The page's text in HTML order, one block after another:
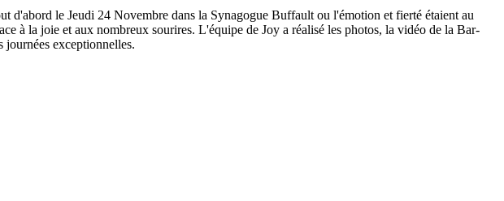
d'abord le Jeudi 24 Novembre dans la Synagogue Buffault ou l'émotion et fierté étaient au
à la joie et aux nombreux sourires. L'équipe de Joy a réalisé les photos, la vidéo de la Bar-
journées exceptionnelles.